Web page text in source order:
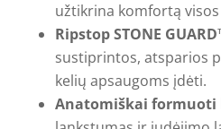
užtikrina komfortą
Ripstop STONE
sustiprintos, atsparios
kelių apsaugoms įdėti.
Anatomiškai formuoti